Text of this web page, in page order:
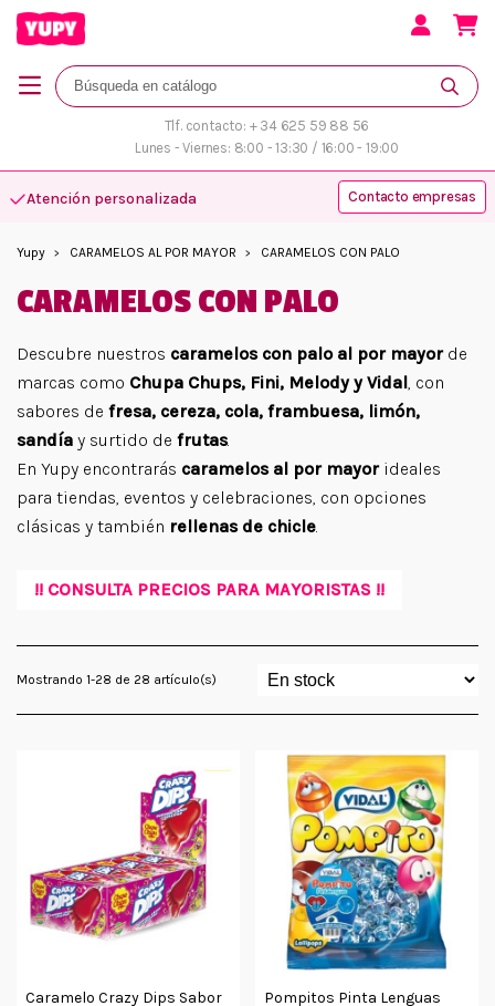
Tlf. contacto: + 34 625 59 88 56
Lunes - Viernes: 8:00 - 13:30 / 16:00 - 19:00
Atención personalizada Contacto empresas
Yupy CARAMELOS AL POR MAYOR CARAMELOS CON PALO
CARAMELOS CON PALO
Descubre nuestros caramelos con palo al por mayorde
marcas como Chupa Chups, Fini, Melody y Vidal, con
sabores de fresa, cereza, cola, frambuesa, limón,
sandía y surtido de frutas.
En Yupy encontrarás caramelos al por mayorideales
para tiendas, eventos y celebraciones, con opciones
clásicas y también rellenas de chicle.
!! CONSULTA PRECIOS PARA MAYORISTAS !!
Mostrando 1-28 de 28 artículo(s)
Caramelo Crazy Dips Sabor
Pompitos Pinta Lenguas